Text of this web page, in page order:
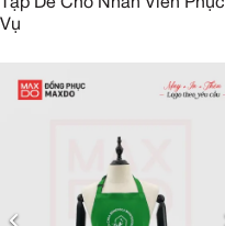
Tạp Dề Cho Nhân Viên Phục
Vụ